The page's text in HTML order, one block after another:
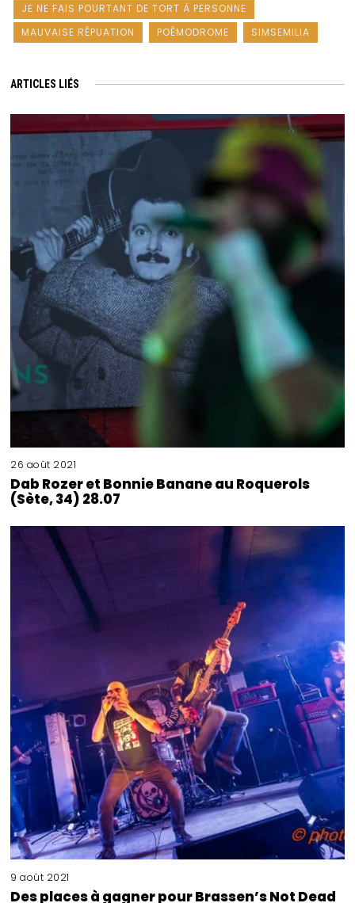
JE NE FAIS POURTANT DE TORT À PERSONNE
MAUVAISE RÉPUATION
POÈMODROME SIMSEMILIA
ARTICLES LIÉS
26 août 2021
Dab Rozer et Bonnie Banane au Roquerols
(Sète, 34) 28.07
9 août 2021
Des places à gagner pour Brassen’s Not Dead